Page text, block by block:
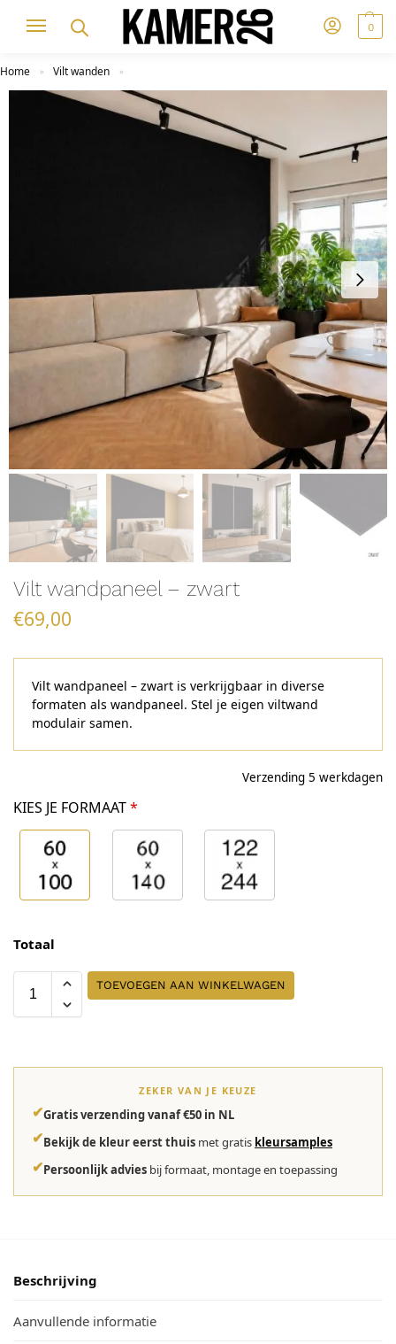
0
Home » Vilt wanden »
Vilt wandpaneel – zwart
€69,00
Vilt wandpaneel – zwart is verkrijgbaar in diverse
formaten als wandpaneel. Stel je eigen viltwand
modulair samen.
Verzending 5 werkdagen
KIES JE FORMAAT*
Totaal
TOEVOEGEN AAN WINKELWAGEN
ZEKER VAN JE KEUZE
✔Gratis verzending vanaf €50 in NL
✔Bekijk de kleur eerst thuis met gratis kleursamples
✔Persoonlijk advies bij formaat, montage en toepassing
Beschrijving
Aanvullende informatie